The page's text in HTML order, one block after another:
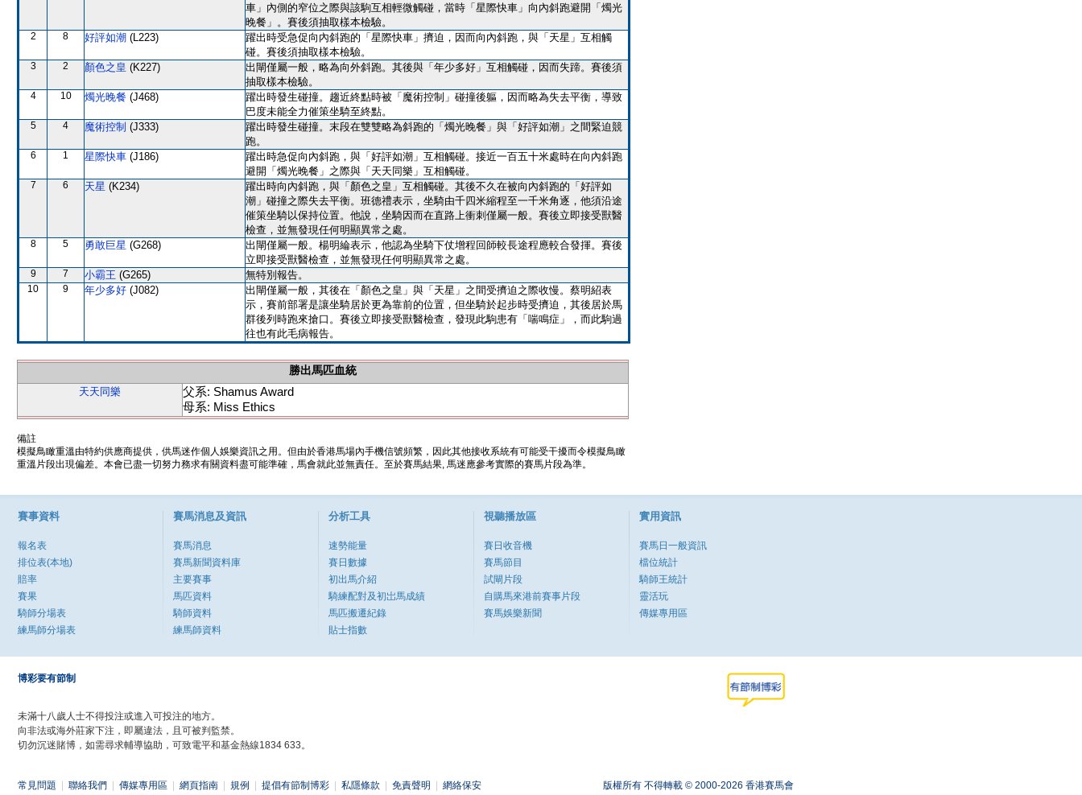
車」內側的窄位之際與該駒互相輕微觸碰，當時「星際快車」向內斜跑避開「燭光
晚餐」。賽後須抽取樣本檢驗。
2 8 好評如潮 (L223)
躍出時受急促向內斜跑的「星際快車」擠迫，因而向內斜跑，與「天星」互相觸
碰。賽後須抽取樣本檢驗。
3 2 顏色之皇 (K227)
出閘僅屬一般，略為向外斜跑。其後與「年少多好」互相觸碰，因而失蹄。賽後須
抽取樣本檢驗。
4 10 燭光晚餐 (J468)
躍出時發生碰撞。趨近終點時被「魔術控制」碰撞後軀，因而略為失去平衡，導致
巴度未能全力催策坐騎至終點。
5 4 魔術控制 (J333)
躍出時發生碰撞。末段在雙雙略為斜跑的「燭光晚餐」與「好評如潮」之間緊迫競
跑。
6 1 星際快車 (J186)
躍出時急促向內斜跑，與「好評如潮」互相觸碰。接近一百五十米處時在向內斜跑
避開「燭光晚餐」之際與「天天同樂」互相觸碰。
7 6 天星 (K234)
躍出時向內斜跑，與「顏色之皇」互相觸碰。其後不久在被向內斜跑的「好評如
潮」碰撞之際失去平衡。班德禮表示，坐騎由千四米縮程至一千米角逐，他須沿途
催策坐騎以保持位置。他說，坐騎因而在直路上衝刺僅屬一般。賽後立即接受獸醫
檢查，並無發現任何明顯異常之處。
8 5 勇敢巨星 (G268)
出閘僅屬一般。楊明綸表示，他認為坐騎下仗增程回師較長途程應較合發揮。賽後
立即接受獸醫檢查，並無發現任何明顯異常之處。
9 7 小霸王 (G265) 無特別報告。
10 9 年少多好 (J082)
出閘僅屬一般，其後在「顏色之皇」與「天星」之間受擠迫之際收慢。蔡明紹表
示，賽前部署是讓坐騎居於更為靠前的位置，但坐騎於起步時受擠迫，其後居於馬
群後列時跑來搶口。賽後立即接受獸醫檢查，發現此駒患有「喘鳴症」，而此駒過
往也有此毛病報告。
勝出馬匹血統
天天同樂
父系: Shamus Award
母系: Miss Ethics
備註
模擬鳥瞰重溫由特約供應商提供，供馬迷作個人娛樂資訊之用。但由於香港馬場內手機信號頻繁，因此其他接收系統有可能受干擾而令模擬鳥瞰
重溫片段出現偏差。本會已盡一切努力務求有關資料盡可能準確，馬會就此並無責任。至於賽馬結果, 馬迷應參考實際的賽馬片段為準。
賽事資料
報名表
排位表(本地)
賠率
賽果
騎師分場表
練馬師分場表
賽馬消息及資訊
賽馬消息
賽馬新聞資料庫
主要賽事
馬匹資料
騎師資料
練馬師資料
分析工具
速勢能量
賽日數據
初出馬介紹
騎練配對及初岀馬成績
馬匹搬遷紀錄
貼士指數
視聽播放區
賽日收音機
賽馬節目
試閘片段
自購馬來港前賽事片段
賽馬娛樂新聞
實用資訊
賽馬日一般資訊
檔位統計
騎師王統計
靈活玩
傳媒專用區
博彩要有節制
未滿十八歲人士不得投注或進入可投注的地方。
向非法或海外莊家下注，即屬違法，且可被判監禁。
切勿沉迷賭博，如需尋求輔導協助，可致電平和基金熱線1834 633。
常見問題 聯絡我們 傳媒專用區 網頁指南 規例 提倡有節制博彩 私隱條款 免責聲明 網絡保安 版權所有 不得轉載 © 2000-2026 香港賽馬會